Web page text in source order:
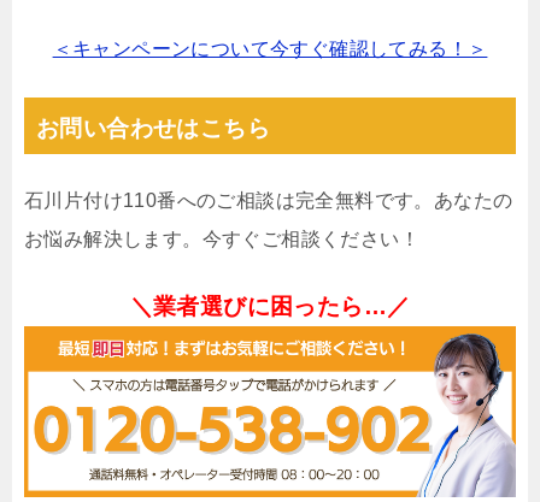
＜キャンペーンについて今すぐ確認してみる！＞
お問い合わせはこちら
石川片付け110番へのご相談は完全無料です。あなたの
お悩み解決します。今すぐご相談ください！
＼業者選びに困ったら…／